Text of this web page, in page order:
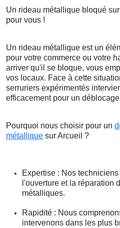
Un rideau métallique bloqué
pour vous !
Un rideau métallique est un
pour votre commerce ou votre
arriver qu'il se bloque, vous
vos locaux. Face à cette
serruriers expérimentés
efficacement pour un
Pourquoi nous choisir pour un
métallique sur Arcueil ?
Expertise : Nos
l'ouverture et la réparation
métalliques.
Rapidité : Nous
intervenons dans les plus